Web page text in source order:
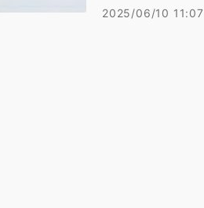
2025/06/10 11:07